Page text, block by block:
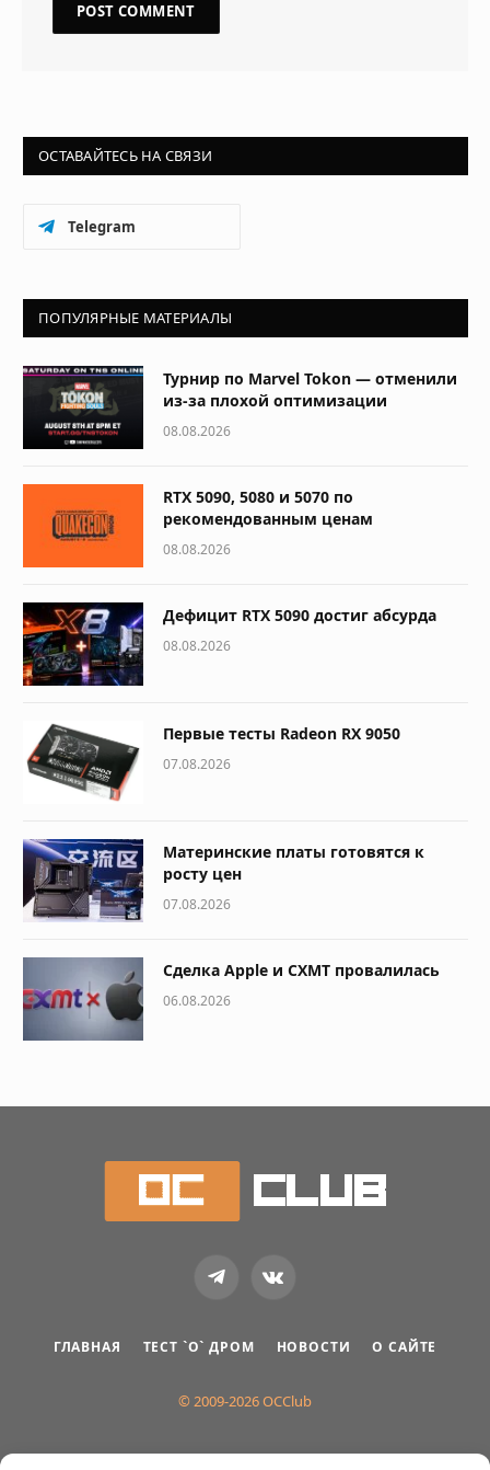
ОСТАВАЙТЕСЬ НА СВЯЗИ
Telegram
ПОПУЛЯРНЫЕ МАТЕРИАЛЫ
Турнир по Marvel Tokon — отменили
из-за плохой оптимизации
08.08.2026
RTX 5090, 5080 и 5070 по
рекомендованным ценам
08.08.2026
Дефицит RTX 5090 достиг абсурда
08.08.2026
Первые тесты Radeon RX 9050
07.08.2026
Материнские платы готовятся к
росту цен
07.08.2026
Сделка Apple и CXMT провалилась
06.08.2026
TelegramVKontakte
ГЛАВНАЯ ТЕСТ `О` ДРОМ НОВОСТИ О САЙТЕ
© 2009-2026 OCClub